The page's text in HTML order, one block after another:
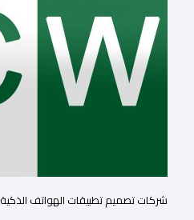
شركات تصميم تطبيقات الهواتف الذكية